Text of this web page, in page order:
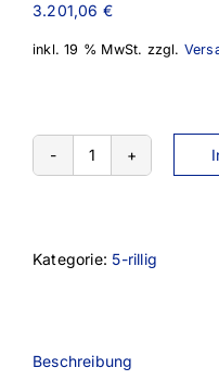
3.201,06 €
inkl. 19 % MwSt. zzgl.
SPC800-
Kategorie: 5-rillig
Beschreibung